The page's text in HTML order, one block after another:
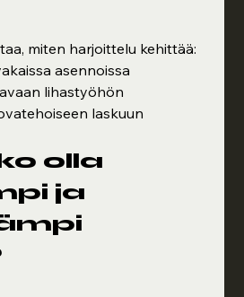
miten harjoittelu kehittää:
asennoissa
lihastyöhön
laskuun
olla
ja